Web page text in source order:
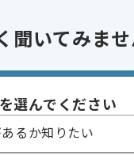
可能なケースもございます
聞いてみませ
選んでください
るか知りたい